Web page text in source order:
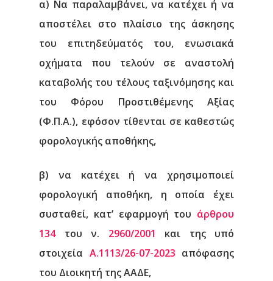
α) Να παραλαμβάνει, να κατέχει ή να
αποστέλει στο πλαίσιο της άσκησης
του επιτηδεύματός του, ενωσιακά
οχήματα που τελούν σε αναστολή
καταβολής του τέλους ταξινόμησης και
του Φόρου Προστιθέμενης Αξίας
(Φ.Π.Α.), εφόσον τίθενται σε καθεστώς
φορολογικής αποθήκης,
β) να κατέχει ή να χρησιμοποιεί
φορολογική αποθήκη, η οποία έχει
συσταθεί, κατ’ εφαρμογή του άρθρου
134του ν. 2960/2001
και της υπό
στοιχεία Α.1113/26-07-2023 απόφασης
του Διοικητή της ΑΑΔΕ,